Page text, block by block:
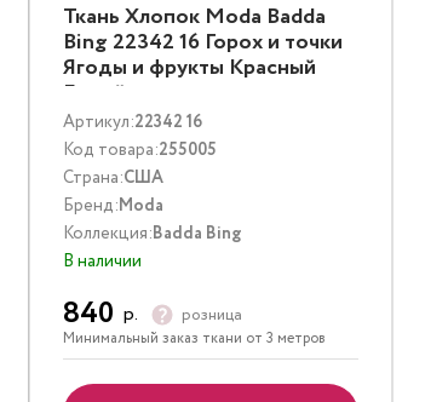
Ткань Хлопок Moda Badda
Bing 22342 16 Горох и точки
Ягоды и фрукты Красный
Белый
Артикул:22342 16
Код товара:255005
Страна:США
Бренд:Moda
Коллекция:Badda Bing
В наличии
840 р. розница
Минимальный заказ ткани от 3 метров